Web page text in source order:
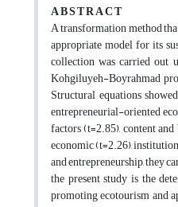
A B S T R A C T
A transformation method
appropriate model for its
collection was carried out
Kohgiluyeh-Boyrahmad
Structural equations
entrepreneurial-oriented
factors (t=2.85), content
economic (t=2.26),
and entrepreneurship, they
the present study is the
promoting ecotourism and